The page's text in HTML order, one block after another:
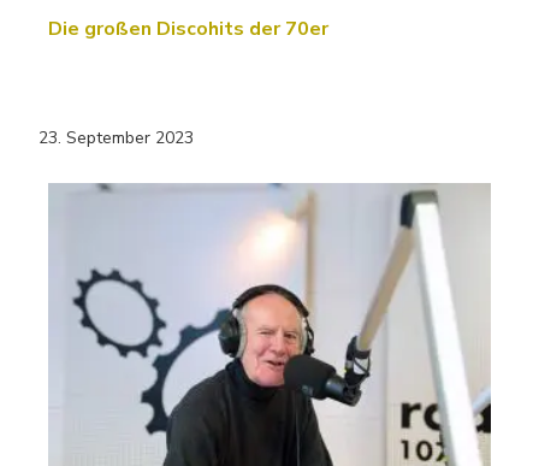
Die großen Discohits der 70er
23. September 2023